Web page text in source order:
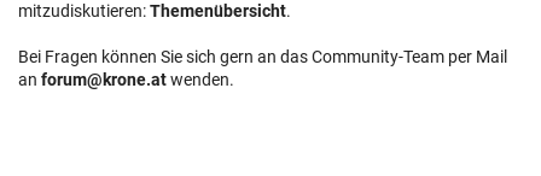
mitzudiskutieren:Themenübersicht.
Bei Fragen können Sie sich gern an das Community-Team per Mail
an forum@krone.atwenden.